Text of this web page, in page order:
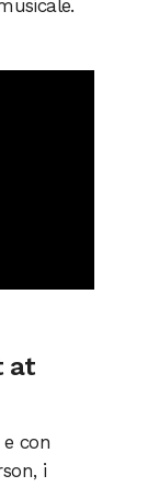
at
e con
i